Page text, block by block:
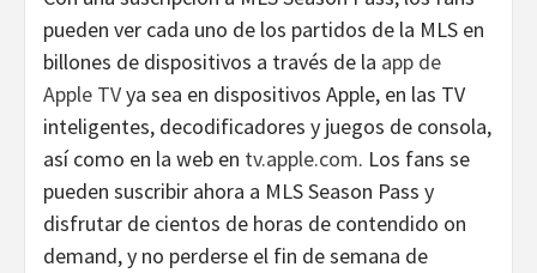
pueden ver cada uno de los partidos de la MLS en
billones de dispositivos a través de la app de
Apple TVya sea en dispositivos Apple, en las TV
inteligentes, decodificadores y juegos de consola,
así como en la web en tv.apple.com. Los fans se
pueden suscribir ahora a MLS Season Pass y
disfrutar de cientos de horas de contendido on
demand, y no perderse el fin de semana de